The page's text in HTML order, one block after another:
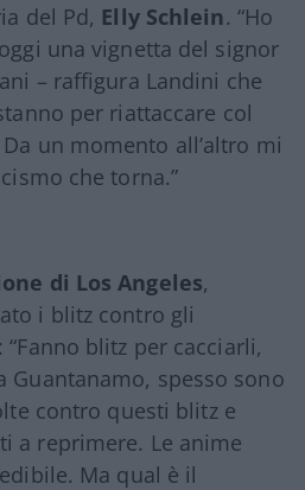
del Pd, Elly Schlein. “Ho
una vignetta del signor
– raffigura Landini che
per riattaccare col
un momento all’altro mi
che torna.”
di Los Angeles,
i blitz contro gli
blitz per cacciarli,
Guantanamo, spesso sono
contro questi blitz e
a reprimere. Le anime
Ma qual è il